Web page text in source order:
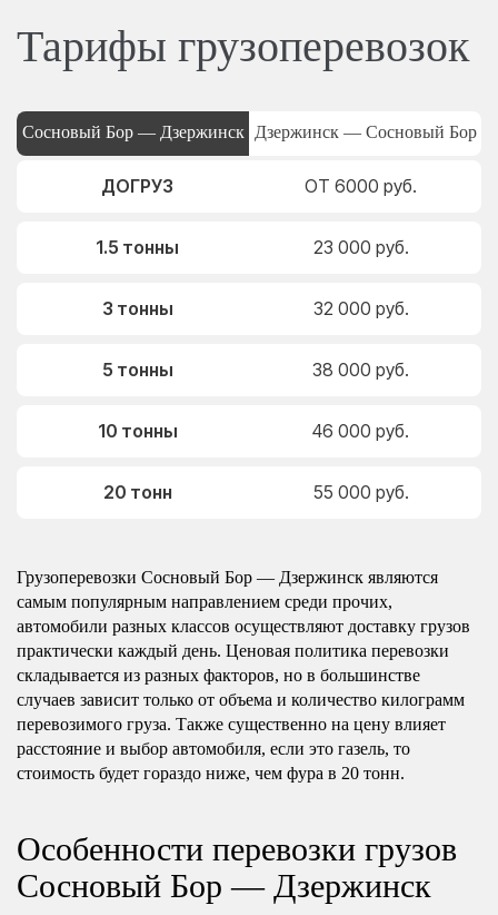
Тарифы грузоперевозок
Сосновый Бор — Дзержинск Дзержинск — Сосновый Бор
ДОГРУЗ ОТ 6000 руб.
1.5 тонны 23 000 руб.
3 тонны 32 000 руб.
5 тонны 38 000 руб.
10 тонны 46 000 руб.
20 тонн 55 000 руб.
Грузоперевозки Сосновый Бор — Дзержинск являются
самым популярным направлением среди прочих,
автомобили разных классов осуществляют доставку грузов
практически каждый день. Ценовая политика перевозки
складывается из разных факторов, но в большинстве
случаев зависит только от объема и количество килограмм
перевозимого груза. Также существенно на цену влияет
расстояние и выбор автомобиля, если это газель, то
стоимость будет гораздо ниже, чем фура в 20 тонн.
Особенности перевозки грузов
Сосновый Бор — Дзержинск